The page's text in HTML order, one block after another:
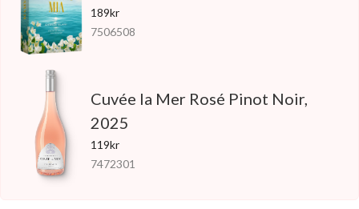
189kr
7506508
Cuvée la Mer Rosé Pinot Noir,
2025
119kr
7472301